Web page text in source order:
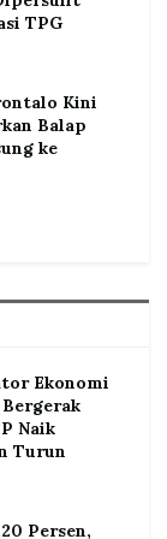
TPG
Kini
Balap
ke
Ekonomi
Naik
Turun
Persen,